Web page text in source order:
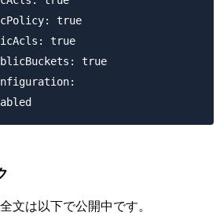
true
true
true
文は以下で公開中です。